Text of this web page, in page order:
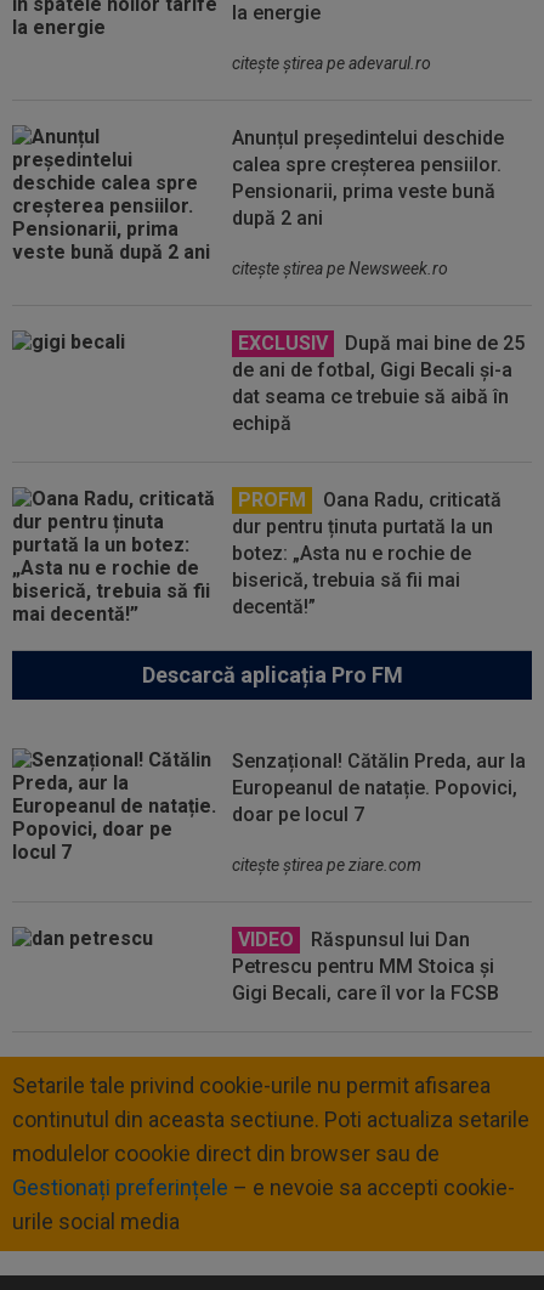
la energie
citeşte ştirea pe adevarul.ro
Anunțul președintelui deschide
calea spre creșterea pensiilor.
Pensionarii, prima veste bună
după 2 ani
citeşte ştirea pe Newsweek.ro
EXCLUSIV
După mai bine de 25
de ani de fotbal, Gigi Becali și-a
dat seama ce trebuie să aibă în
echipă
PROFM
Oana Radu, criticată
dur pentru ținuta purtată la un
botez: „Asta nu e rochie de
biserică, trebuia să fii mai
decentă!”
Descarcă aplicația Pro FM
Senzațional! Cătălin Preda, aur la
Europeanul de natație. Popovici,
doar pe locul 7
citeşte ştirea pe ziare.com
VIDEO
Răspunsul lui Dan
Petrescu pentru MM Stoica și
Gigi Becali, care îl vor la FCSB
Setarile tale privind cookie-urile nu permit afisarea
continutul din aceasta sectiune. Poti actualiza setarile
modulelor coookie direct din browser sau de
Gestionați preferințele – e nevoie sa accepti cookie-
urile social media